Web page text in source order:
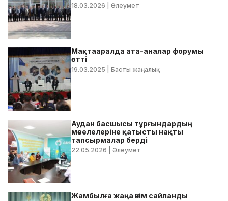
18.03.2026 | Әлеумет
Мақтааралда ата-аналар форумы
өтті
19.03.2025 | Басты жаңалық
Аудан басшысы тұрғындардың
мәселелеріне қатысты нақты
тапсырмалар берді
22.05.2026 | Әлеумет
Жамбылға жаңа әкім сайланды